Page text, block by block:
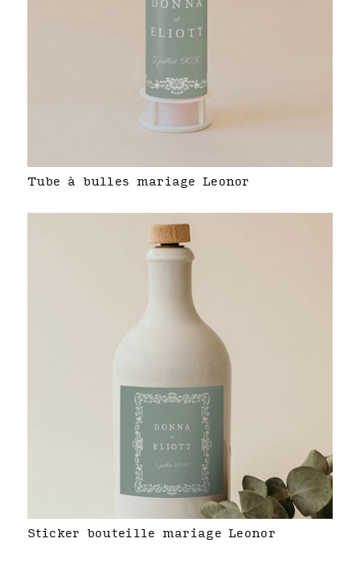
Tube à bulles mariage Leonor
Sticker bouteille mariage Leonor